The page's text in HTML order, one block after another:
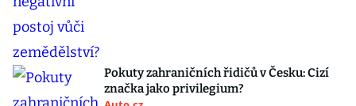
Pokuty zahraničních řidičů v Česku: Cizí
značka jako privilegium?